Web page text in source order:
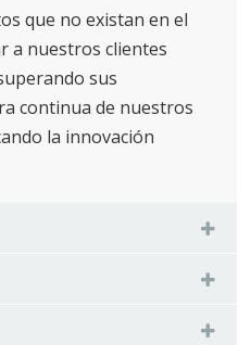
que no existan en el
a nuestros clientes
sus
continua de nuestros
la innovación